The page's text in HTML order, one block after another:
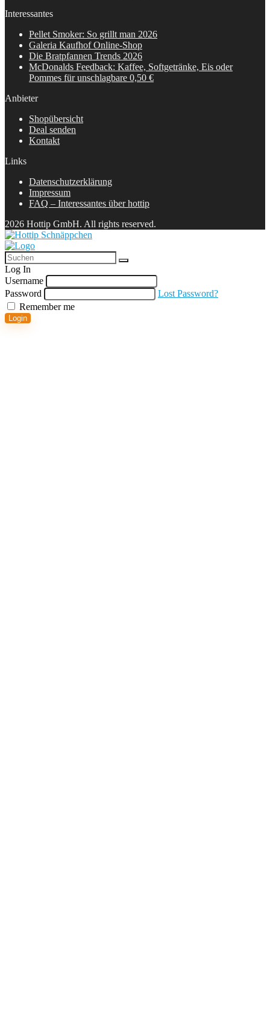
Interessantes
Pellet Smoker: So grillt man 2026
Galeria Kaufhof Online-Shop
Die Bratpfannen Trends 2026
McDonalds Feedback: Kaffee, Softgetränke, Eis oder
Pommes für unschlagbare 0,50 €
Anbieter
Shopübersicht
Deal senden
Kontakt
Links
Datenschutzerklärung
Impressum
FAQ – Interessantes über hottip
2026 Hottip GmbH. All rights reserved.
Log In
Username
Password
Lost Password?
Remember me
Login